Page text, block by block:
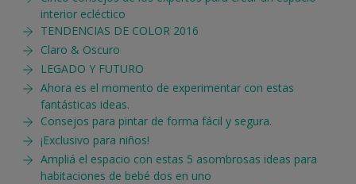
interior ecléctico
TENDENCIAS DE COLOR 2016
Claro & Oscuro
LEGADO Y FUTURO
Ahora es el momento de experimentar con estas
fantásticas ideas.
Consejos para pintar de forma fácil y segura.
¡Exclusivo para niños!
Ampliá el espacio con estas 5 asombrosas ideas para
habitaciones de bebé dos en uno